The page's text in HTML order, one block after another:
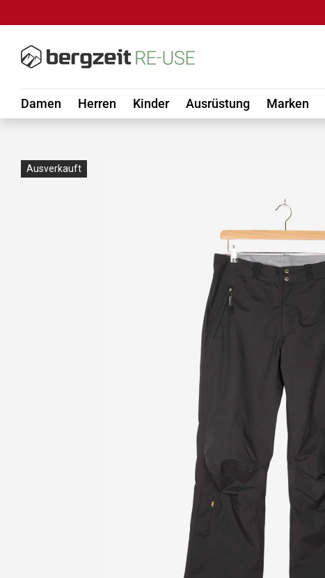
Damen Herren Kinder Ausrüstung Marken
Ausverkauft